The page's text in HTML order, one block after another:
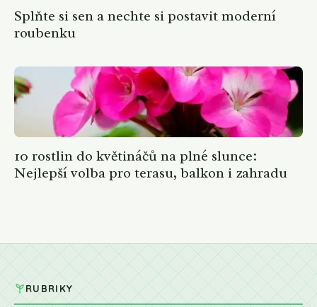
Splňte si sen a nechte si postavit moderní
roubenku
10 rostlin do květináčů na plné slunce:
Nejlepší volba pro terasu, balkon i zahradu
RUBRIKY